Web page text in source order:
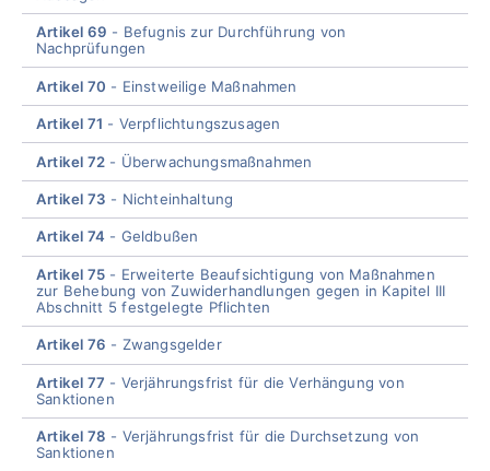
Artikel 69
Befugnis zur Durchführung von
Nachprüfungen
Artikel 70 Einstweilige Maßnahmen
Artikel 71 Verpflichtungszusagen
Artikel 72 Überwachungsmaßnahmen
Artikel 73 Nichteinhaltung
Artikel 74 Geldbußen
Artikel 75
Erweiterte Beaufsichtigung von Maßnahmen
zur Behebung von Zuwiderhandlungen gegen in Kapitel III
Abschnitt 5 festgelegte Pflichten
Artikel 76 Zwangsgelder
Artikel 77
Verjährungsfrist für die Verhängung von
Sanktionen
Artikel 78
Verjährungsfrist für die Durchsetzung von
Sanktionen